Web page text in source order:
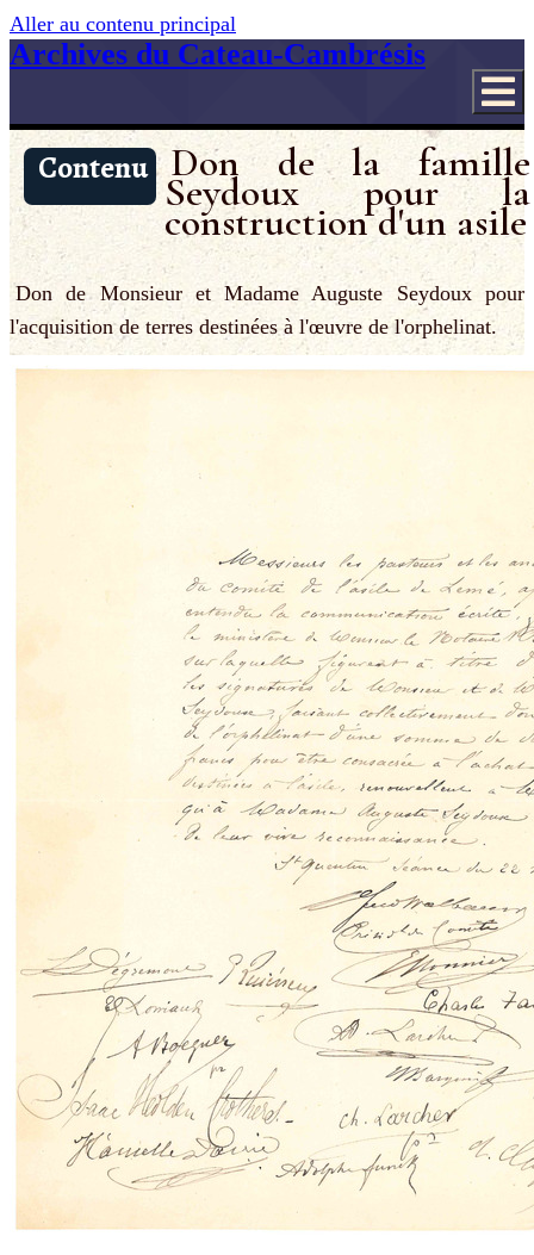
Aller au contenu principal
Archives du Cateau-Cambrésis
Contenu Don de la famille
Seydoux pour la
construction d'un asile
Don de Monsieur et Madame Auguste Seydoux pour
l'acquisition de terres destinées à l'œuvre de l'orphelinat.